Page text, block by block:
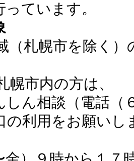
ています。
札幌市を除く）
市内の方は、
しん相談（電話（
の利用をお願いし